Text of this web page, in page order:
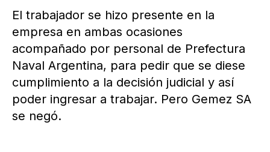
El trabajador se hizo presente en la
empresa en ambas ocasiones
acompañado por personal de Prefectura
Naval Argentina, para pedir que se diese
cumplimiento a la decisión judicial y así
poder ingresar a trabajar. Pero Gemez SA
se negó.